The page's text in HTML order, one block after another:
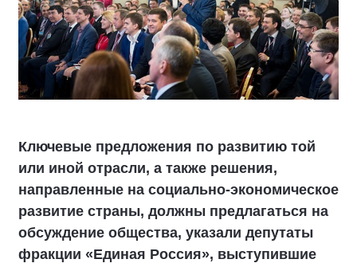
Ключевые предложения по развитию той
или иной отрасли, а также решения,
направленные на социально-экономическое
развитие страны, должны предлагаться на
обсуждение общества, указали депутаты
фракции «Единая Россия», выступившие